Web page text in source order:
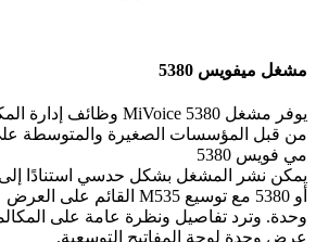
مشغل ميفويس 5380
يوفر مشغل MiVoice 5380 وظائف إدارة المكالمات اللازمة
من قبل المؤسسات الصغيرة والمتوسطة
مي فويس 5380
يمكن نشر المشغل بشكل حدسي استنادًا إلى MiVoice 5380
أو 5380 مع توسيع M535 القائم على العرض
وحدة. وترد تفاصيل ونظرة عامة على
عرض وحدة لوحة المفاتيح التوسعية.